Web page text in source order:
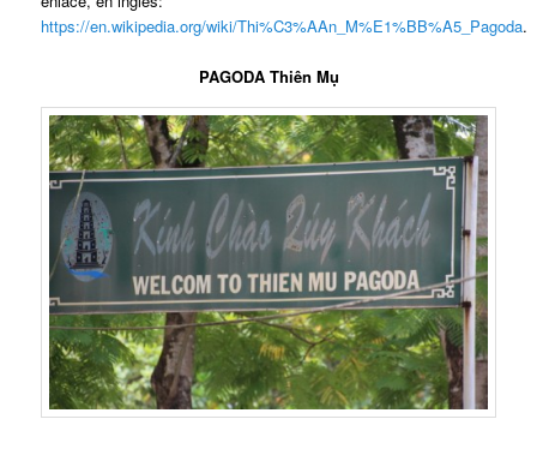
https://en.wikipedia.org/wiki/Thi%C3%AAn_M%E1%BB%A5_Pagoda.
PAGODA Thiên Mụ